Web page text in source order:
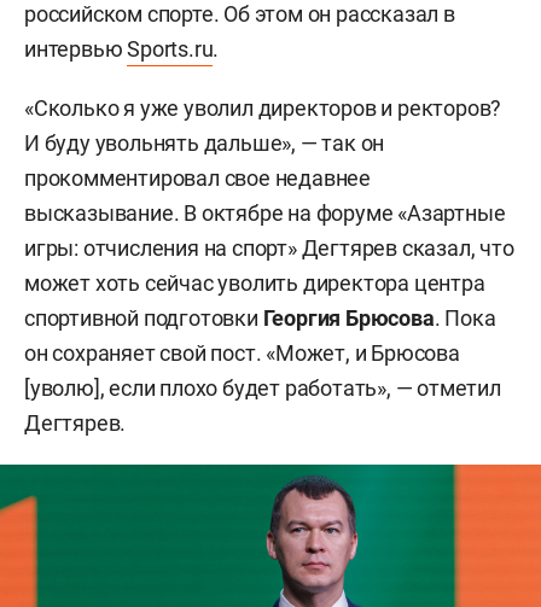
российском спорте. Об этом он рассказал в
интервьюSports.ru.
«Сколько я уже уволил директоров и ректоров?
И буду увольнять дальше», — так он
прокомментировал свое недавнее
высказывание. В октябре на форуме «Азартные
игры: отчисления на спорт» Дегтярев сказал, что
может хоть сейчас уволить директора центра
спортивной подготовки Георгия Брюсова. Пока
он сохраняет свой пост. «Может, и Брюсова
[уволю], если плохо будет работать», — отметил
Дегтярев.